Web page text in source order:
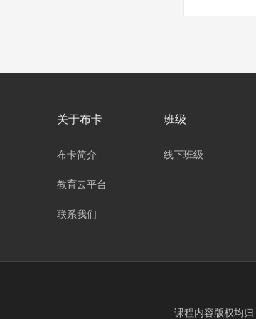
关于布卡
布卡简介
教育云平台
联系我们
班级
线下班级
课程内容版权均归